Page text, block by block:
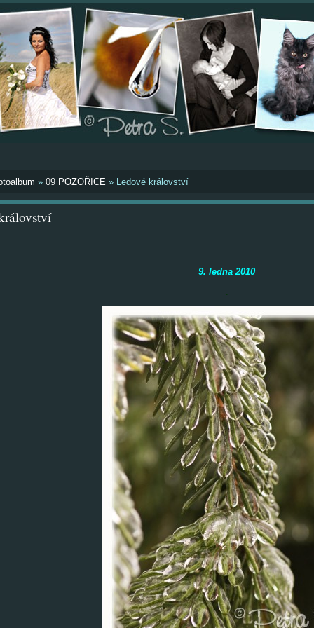
» 09 POZOŘICE » Ledové království
.
9. ledna 2010
.